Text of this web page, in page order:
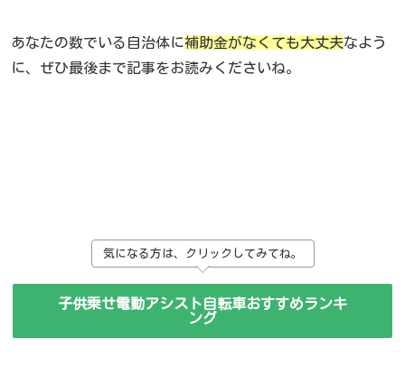
あなたの数でいる自治体に補助金がなくても大丈夫なよう
に、ぜひ最後まで記事をお読みくださいね。
気になる方は、クリックしてみてね。
子供乗せ電動アシスト自転車おすすめランキ
ング